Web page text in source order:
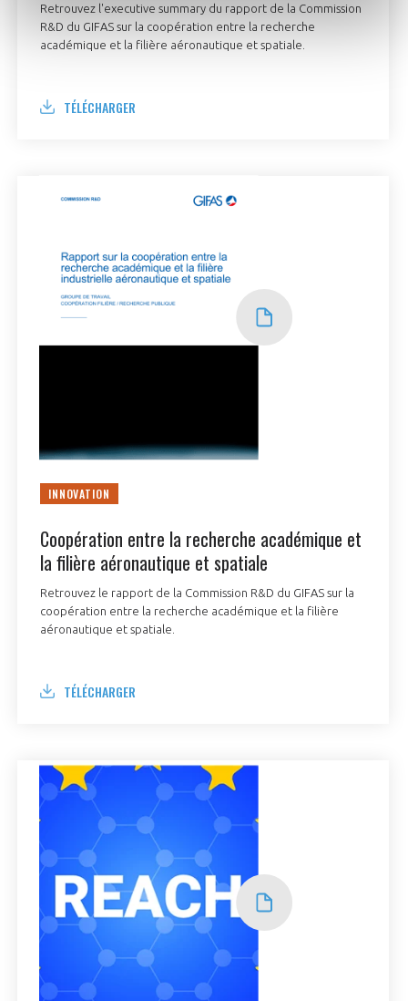
Retrouvez l'executive summary du rapport de la Commission
R&D du GIFAS sur la coopération entre la recherche
académique et la filière aéronautique et spatiale.
TÉLÉCHARGER
INNOVATION
Coopération entre la recherche académique et
la filière aéronautique et spatiale
Retrouvez le rapport de la Commission R&D du GIFAS sur la
coopération entre la recherche académique et la filière
aéronautique et spatiale.
TÉLÉCHARGER